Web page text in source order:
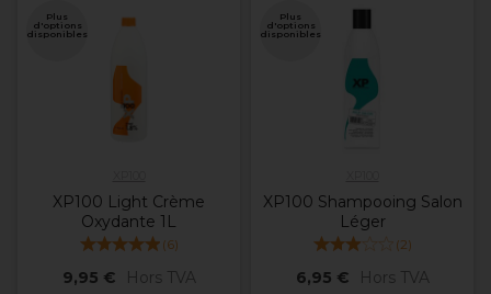
Plus
d'options
disponibles
XP100 Light Crème
Oxydante 1L
(6)
9,95 €
Hors TVA
Plus
d'options
disponibles
XP100 Shampooing Salon
Léger
(2)
6,95 €
Hors TVA